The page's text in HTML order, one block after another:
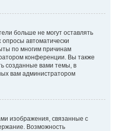
больше не могут оставлять
автоматически
по многим причинам
конференции. Вы также
созданные вами темы, в
вам администратором
изображения, связанные с
Возможность